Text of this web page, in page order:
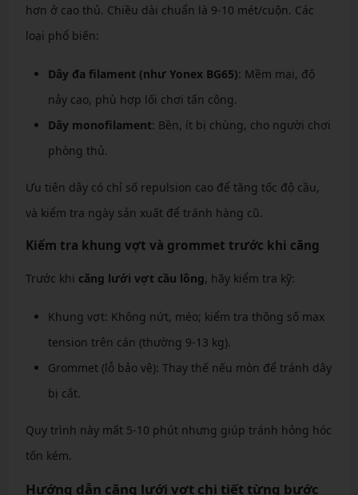
hơn ở cao thủ. Chiều dài chuẩn là 9-10 mét/cuộn. Các
loại phổ biến:
Dây đa filament (như Yonex BG65): Mềm mại, độ
nảy cao, phù hợp lối chơi tấn công.
Dây monofilament: Bền, ít bị chùng, cho người chơi
phòng thủ.
Ưu tiên dây có chỉ số repulsion cao để tăng tốc độ cầu,
và kiểm tra ngày sản xuất để tránh hàng cũ.
Kiểm tra khung vợt và grommet trước khi căng
Trước khi căng lưới vợt cầu lông, hãy kiểm tra kỹ:
Khung vợt: Không nứt, méo; kiểm tra thông số max
tension trên cán (thường 9-13 kg).
Grommet (lỗ bảo vệ): Thay thế nếu mòn để tránh dây
bị cắt.
Quy trình này mất 5-10 phút nhưng giúp tránh hỏng hóc
tốn kém.
Hướng dẫn căng lưới vợt chi tiết từng bước